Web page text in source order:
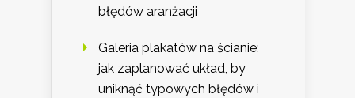
błędów aranżacji
Galeria plakatów na ścianie:
jak zaplanować układ, by
uniknąć typowych błędów i